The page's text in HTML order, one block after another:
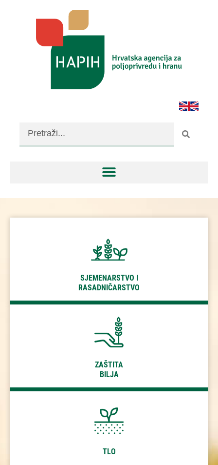
SJEMENARSTVO I
RASADNIČARSTVO
SJEMENARSTVO I
ZAŠTITA
BILJA
ZAŠTITA
TLO
TLO
SIGURNOST